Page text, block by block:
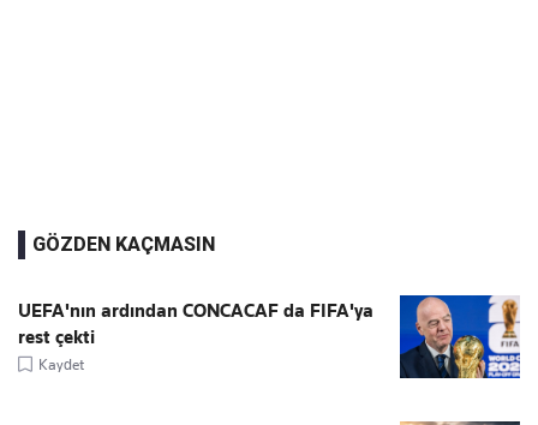
GÖZDEN KAÇMASIN
UEFA'nın ardından CONCACAF da FIFA'ya
rest çekti
Kaydet